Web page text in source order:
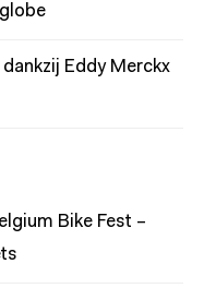
Eddy Merckx
Bike Fest –